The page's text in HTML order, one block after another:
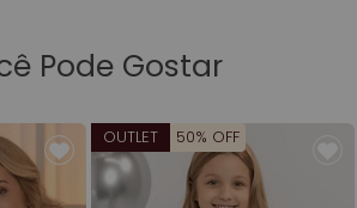
Pode Gostar
OUTLET 50% OFF